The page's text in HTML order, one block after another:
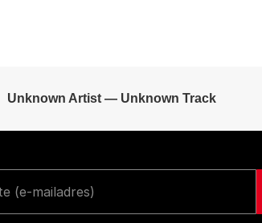
Unknown Artist — Unknown Track